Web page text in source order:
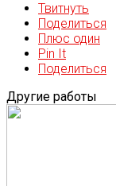
Твитнуть
Поделиться
Плюс один
Pin It
Поделиться
Другие работы